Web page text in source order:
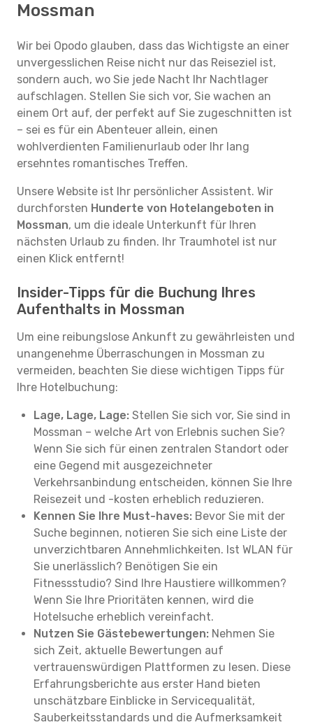
Mossman
Wir bei Opodo glauben, dass das Wichtigste an einer
unvergesslichen Reise nicht nur das Reiseziel ist,
sondern auch, wo Sie jede Nacht Ihr Nachtlager
aufschlagen. Stellen Sie sich vor, Sie wachen an
einem Ort auf, der perfekt auf Sie zugeschnitten ist
– sei es für ein Abenteuer allein, einen
wohlverdienten Familienurlaub oder Ihr lang
ersehntes romantisches Treffen.
Unsere Website ist Ihr persönlicher Assistent. Wir
durchforsten Hunderte von Hotelangeboten in
Mossman, um die ideale Unterkunft für Ihren
nächsten Urlaub zu finden. Ihr Traumhotel ist nur
einen Klick entfernt!
Insider-Tipps für die Buchung Ihres
Aufenthalts in Mossman
Um eine reibungslose Ankunft zu gewährleisten und
unangenehme Überraschungen in Mossman zu
vermeiden, beachten Sie diese wichtigen Tipps für
Ihre Hotelbuchung:
Lage, Lage, Lage: Stellen Sie sich vor, Sie sind in
Mossman – welche Art von Erlebnis suchen Sie?
Wenn Sie sich für einen zentralen Standort oder
eine Gegend mit ausgezeichneter
Verkehrsanbindung entscheiden, können Sie Ihre
Reisezeit und -kosten erheblich reduzieren.
Kennen Sie Ihre Must-haves: Bevor Sie mit der
Suche beginnen, notieren Sie sich eine Liste der
unverzichtbaren Annehmlichkeiten. Ist WLAN für
Sie unerlässlich? Benötigen Sie ein
Fitnessstudio? Sind Ihre Haustiere willkommen?
Wenn Sie Ihre Prioritäten kennen, wird die
Hotelsuche erheblich vereinfacht.
Nutzen Sie Gästebewertungen: Nehmen Sie
sich Zeit, aktuelle Bewertungen auf
vertrauenswürdigen Plattformen zu lesen. Diese
Erfahrungsberichte aus erster Hand bieten
unschätzbare Einblicke in Servicequalität,
Sauberkeitsstandards und die Aufmerksamkeit